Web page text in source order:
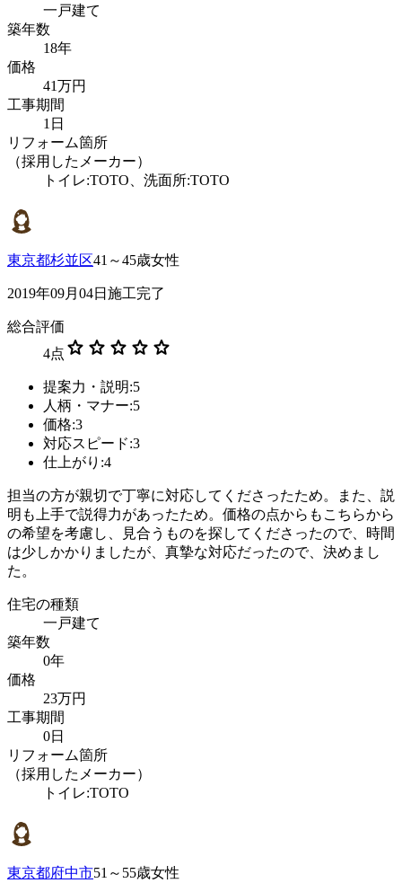
一戸建て
築年数
18年
価格
41万円
工事期間
1日
リフォーム箇所
（採用したメーカー）
トイレ:TOTO、洗面所:TOTO
東京都杉並区41～45歳女性
2019年09月04日施工完了
総合評価
4点 star star star star star
提案力・説明:5
人柄・マナー:5
価格:3
対応スピード:3
仕上がり:4
担当の方が親切で丁寧に対応してくださったため。また、説
明も上手で説得力があったため。価格の点からもこちらから
の希望を考慮し、見合うものを探してくださったので、時間
は少しかかりましたが、真摯な対応だったので、決めまし
た。
住宅の種類
一戸建て
築年数
0年
価格
23万円
工事期間
0日
リフォーム箇所
（採用したメーカー）
トイレ:TOTO
東京都府中市51～55歳女性